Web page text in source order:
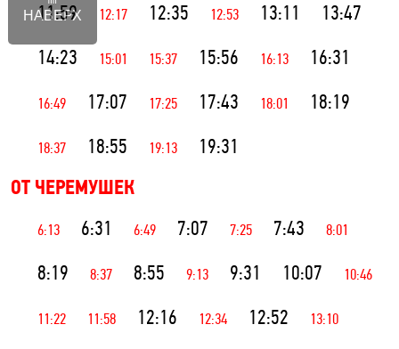
НАВЕРХ
11:59 12:17 12:35 12:53 13:11
13:47
14:23
15:01 15:37 15:56 16:13 16:31
16:49 17:07 17:25 17:43 18:01 18:19
18:37 18:55 19:13 19:31
ОТ ЧЕРЕМУШЕК
6:13 6:31 6:49 7:07 7:25 7:43 8:01
8:19 8:37 8:55 9:13 9:31 10:07 10:46
11:22 11:58 12:16 12:34 12:52 13:10